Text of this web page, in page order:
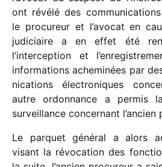
ont révélé des
le procu­reur et l’avocat en
judi­ciaire a en effet été
l’interception et
infor­ma­tions ache­mi­nées par
ni­ca­tions élec­tro­niques
autre ordon­nance a permis
surveillance concer­nant l’ancien
Le parquet géné­ral a alors
visant la révo­ca­tion des